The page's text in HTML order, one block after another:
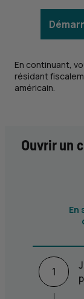
En continuant,
résidant
américain.
Ouvrir un
En
1